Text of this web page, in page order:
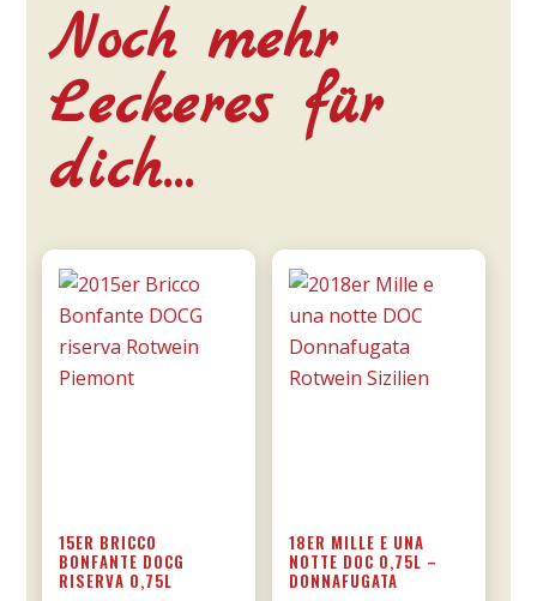
Noch mehr
Leckeres für
dich…
15ER BRICCO
BONFANTE DOCG
RISERVA 0,75L
18ER MILLE E UNA
NOTTE DOC 0,75L –
DONNAFUGATA